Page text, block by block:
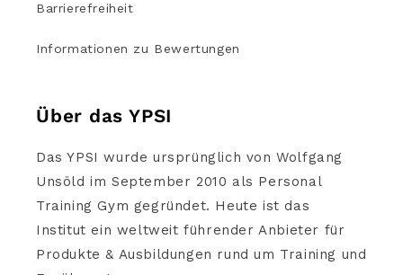
Barrierefreiheit
Informationen zu Bewertungen
Über das YPSI
Das YPSI wurde ursprünglich von Wolfgang
Unsöld im September 2010 als Personal
Training Gym gegründet. Heute ist das
Institut ein weltweit führender Anbieter für
Produkte & Ausbildungen rund um Training und